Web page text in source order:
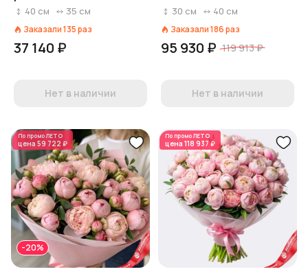
микс в пленке
40 см 35 см
Заказали135раз
37 140 ₽
Нет в наличии
белой коробке
30 см 40 см
Заказали186раз
95 930 ₽ 119 913 ₽
Нет в наличии
По промоЛЕТО
цена 59 722 ₽
-20%
По промоЛЕТО
цена 118 937 ₽